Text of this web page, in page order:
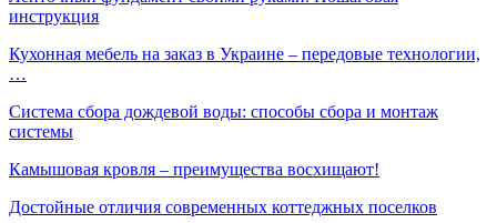
инструкция
Кухонная мебель на заказ в Украине – передовые технологии,
…
Система сбора дождевой воды: способы сбора и монтаж
системы
Камышовая кровля – преимущества восхищают!
Достойные отличия современных коттеджных поселков